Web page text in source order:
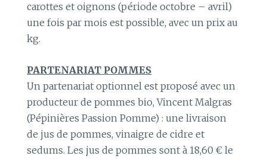
carottes et oignons (période octobre – avril)
une fois par mois est possible, avec un prix au
kg.
PARTENARIAT POMMES
Un partenariat optionnel est proposé avec un
producteur de pommes bio, Vincent Malgras
(Pépinières Passion Pomme) : une livraison
de jus de pommes, vinaigre de cidre et
sedums. Les jus de pommes sont à 18,60 € le